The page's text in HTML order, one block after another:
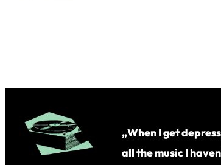
„When I get
all the music I